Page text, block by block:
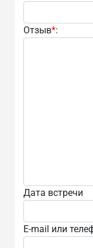
Отзыв*:
Дата встречи
E-mail или